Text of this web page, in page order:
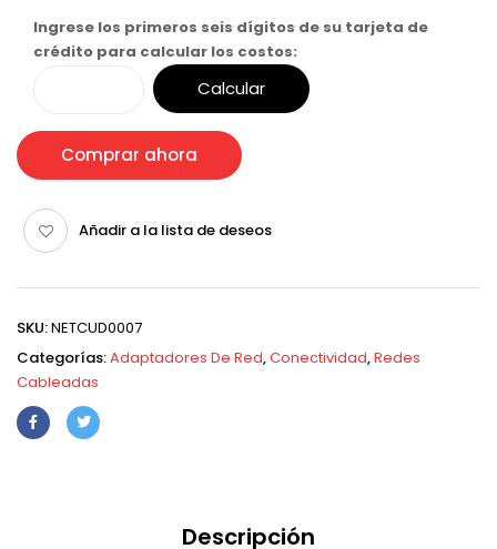
Ingrese los primeros seis dígitos de su tarjeta de
crédito para calcular los costos:
Calcular
Comprar ahora
Añadir a la lista de deseos
SKU:NETCUD0007
Categorías:Adaptadores De Red,Conectividad,Redes
Cableadas
Descripción